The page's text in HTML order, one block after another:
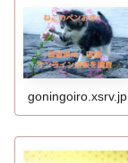
goningoiro.xsrv.jp